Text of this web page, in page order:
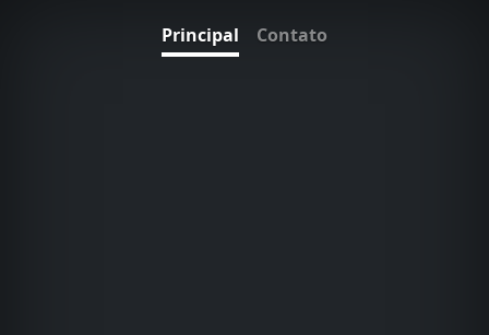
Principal Contato